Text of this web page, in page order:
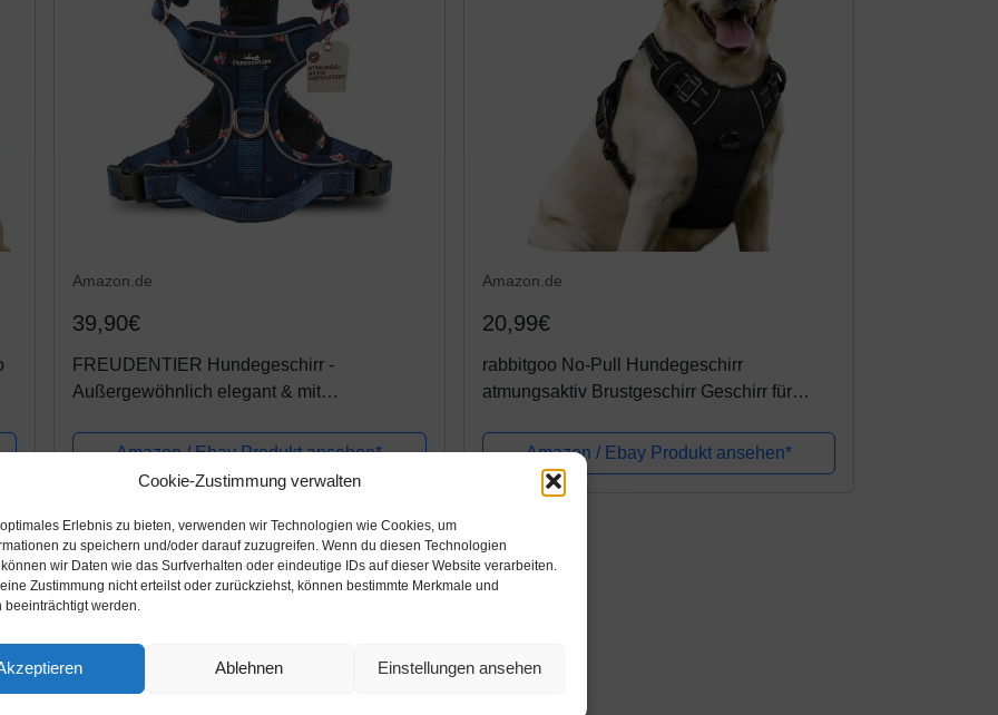
Cookie-Zustimmung verwalten
Erlebnis zu bieten, verwenden wir Technologien wie Cookies, um
zu speichern und/oder darauf zuzugreifen. Wenn du diesen Technologien
wir Daten wie das Surfverhalten oder eindeutige IDs auf dieser Website verarbeiten.
Zustimmung nicht erteilst oder zurückziehst, können bestimmte Merkmale und
beeinträchtigt werden.
Ablehnen Einstellungen ansehen
Amazon.de
39,90€
FREUDENTIER Hundegeschirr -
Außergewöhnlich elegant & mit
Brustgeschirr für große, mittelgroße und
kleine Hund
Amazon / Ebay Produkt ansehen*
Amazon.de
20,99€
rabbitgoo No-Pull Hundegeschirr
atmungsaktiv Brustgeschirr Geschirr für
Sichere Führung Einstellbar Weich Schwarz
Amazon / Ebay Produkt ansehen*